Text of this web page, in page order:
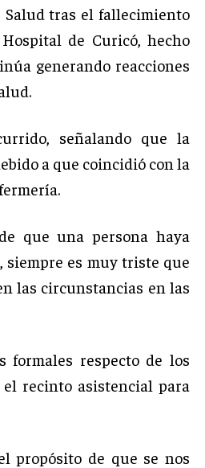
tras el fallecimiento
de Curicó, hecho
generando reacciones
señalando que la
a que coincidió con la
que una persona haya
siempre es muy triste que
las circunstancias en las
formales respecto de los
recinto asistencial para
propósito de que se nos